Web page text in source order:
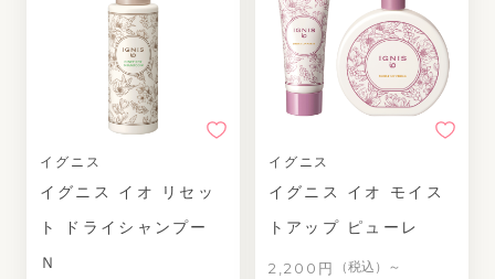
イグニス
イグニス イオ リセッ
ト ドライシャンプー
Ｎ
イグニス
イグニス イオ モイス
トアップ ピューレ
2,200円 （税込）～